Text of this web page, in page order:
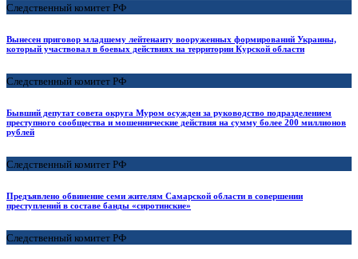
Следственный комитет РФ
Вынесен приговор младшему лейтенанту вооруженных формирований Украины,
который участвовал в боевых действиях на территории Курской области
Следственный комитет РФ
Бывший депутат совета округа Муром осужден за руководство подразделением
преступного сообщества и мошеннические действия на сумму более 200 миллионов
рублей
Следственный комитет РФ
Предъявлено обвинение семи жителям Самарской области в совершении
преступлений в составе банды «сиротинские»
Следственный комитет РФ